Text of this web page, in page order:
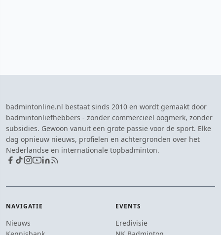
badmintonline.nl bestaat sinds 2010 en wordt gemaakt door
badmintonliefhebbers - zonder commercieel oogmerk, zonder
subsidies. Gewoon vanuit een grote passie voor de sport. Elke
dag opnieuw nieuws, profielen en achtergronden over het
Nederlandse en internationale topbadminton.
NAVIGATIE
Nieuws
EVENTS
Eredivisie